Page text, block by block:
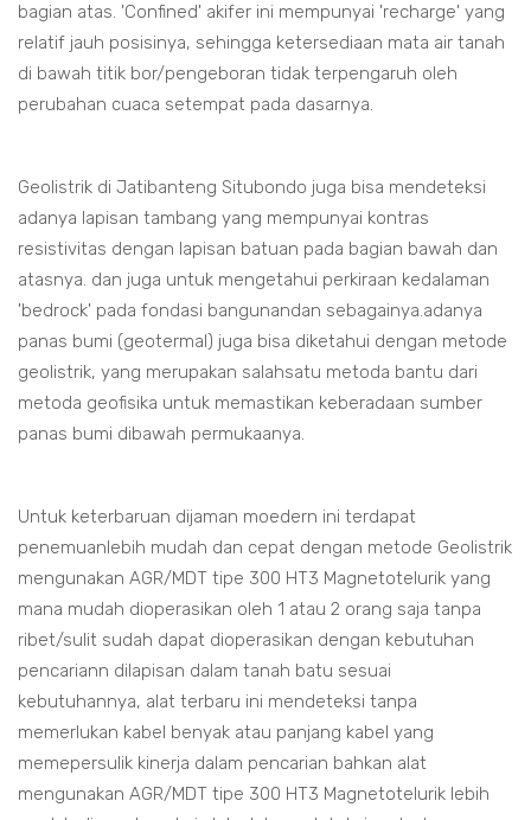
bagian atas. 'Confined' akifer ini mempunyai 'recharge' yang
relatif jauh posisinya, sehingga ketersediaan mata air tanah
di bawah titik bor/pengeboran tidak terpengaruh oleh
perubahan cuaca setempat pada dasarnya.
Geolistrik di Jatibanteng Situbondo juga bisa mendeteksi
adanya lapisan tambang yang mempunyai kontras
resistivitas dengan lapisan batuan pada bagian bawah dan
atasnya. dan juga untuk mengetahui perkiraan kedalaman
'bedrock' pada fondasi bangunandan sebagainya.adanya
panas bumi (geotermal) juga bisa diketahui dengan metode
geolistrik, yang merupakan salahsatu metoda bantu dari
metoda geofisika untuk memastikan keberadaan sumber
panas bumi dibawah permukaanya.
Untuk keterbaruan dijaman moedern ini terdapat
penemuanlebih mudah dan cepat dengan metode Geolistrik
mengunakan AGR/MDT tipe 300 HT3 Magnetotelurik yang
mana mudah dioperasikan oleh 1 atau 2 orang saja tanpa
ribet/sulit sudah dapat dioperasikan dengan kebutuhan
pencariann dilapisan dalam tanah batu sesuai
kebutuhannya, alat terbaru ini mendeteksi tanpa
memerlukan kabel benyak atau panjang kabel yang
memepersulik kinerja dalam pencarian bahkan alat
mengunakan AGR/MDT tipe 300 HT3 Magnetotelurik lebih